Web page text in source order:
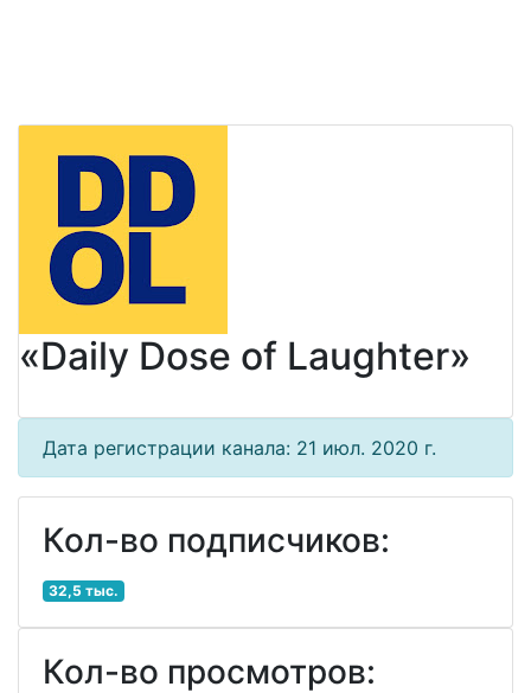
«Daily Dose of Laughter»
Дата регистрации канала: 21 июл. 2020 г.
Кол-во подписчиков:
32,5 тыс.
Кол-во просмотров: